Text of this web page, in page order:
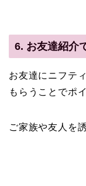
6. お友達紹介
お友達にニフテ
もらうことでポ
ご家族や友人を